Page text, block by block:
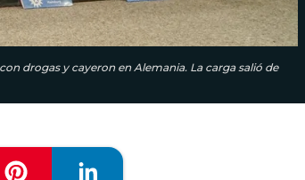
drogas y cayeron en Alemania. La carga salió de